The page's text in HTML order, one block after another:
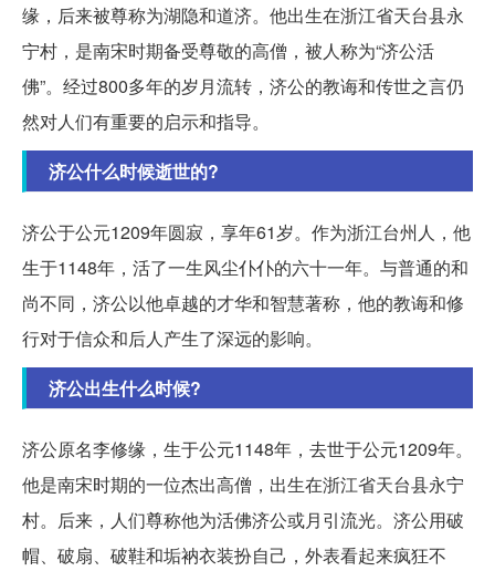
缘，后来被尊称为湖隐和道济。他出生在浙江省天台县永
宁村，是南宋时期备受尊敬的高僧，被人称为“济公活
佛”。经过800多年的岁月流转，济公的教诲和传世之言仍
然对人们有重要的启示和指导。
济公什么时候逝世的?
济公于公元1209年圆寂，享年61岁。作为浙江台州人，他
生于1148年，活了一生风尘仆仆的六十一年。与普通的和
尚不同，济公以他卓越的才华和智慧著称，他的教诲和修
行对于信众和后人产生了深远的影响。
济公出生什么时候?
济公原名李修缘，生于公元1148年，去世于公元1209年。
他是南宋时期的一位杰出高僧，出生在浙江省天台县永宁
村。后来，人们尊称他为活佛济公或月引流光。济公用破
帽、破扇、破鞋和垢衲衣装扮自己，外表看起来疯狂不